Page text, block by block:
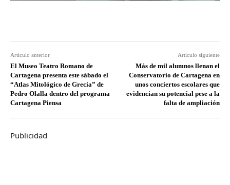
Artículo anterior
El Museo Teatro Romano de
Cartagena presenta este sábado el
“Atlas Mitológico de Grecia” de
Pedro Olalla dentro del programa
Cartagena Piensa
Artículo siguiente
Más de mil alumnos llenan el
Conservatorio de Cartagena en
unos conciertos escolares que
evidencian su potencial pese a la
falta de ampliación
Publicidad